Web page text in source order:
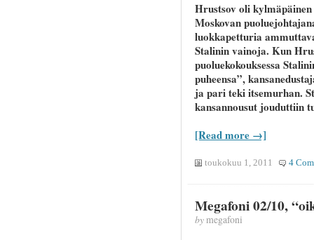
Hrustsov oli
Moskovan
luokkapetturia
Stalinin vainoja. Kun
puoluekokouksessa
puheensa”,
ja pari teki itsemurhan.
kansannousut jouduttiin
[Read more →]
toukokuu 1, 2011 4
Megafoni 02/10,
bymegafoni